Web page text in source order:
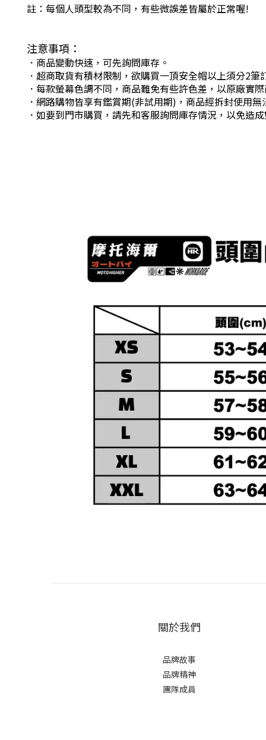
註：每個人頭型較為不同，有些微誤差皆屬於正常喔!
注意事項：
．商品變動快速，可先詢問庫存。
．超商取貨有積材限制，欲購買一頂安全帽以上須分2筆
．每款螢幕色調不同，商品難免有些許色差，以原廠實
．網路購物皆享有鑑賞期(非試用期)，商品經拆封使用
．如要到門市購買，請先和客服詢問庫存情況，以免造
關於我們
品牌故事
品牌精神
團隊成員